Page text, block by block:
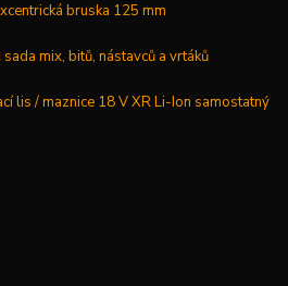
bruska 125 mm
mix, bitů, nástavců a vrtáků
lis / maznice 18 V XR Li-Ion samostatný